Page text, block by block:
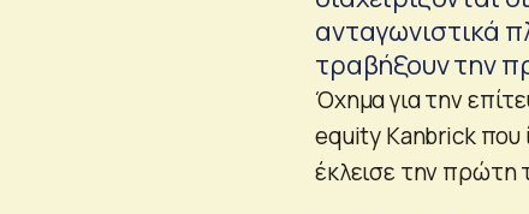
ανταγωνιστικά
τραβήξουν την
Όχημα για την
equity Kanbrick που
έκλεισε την πρώτη